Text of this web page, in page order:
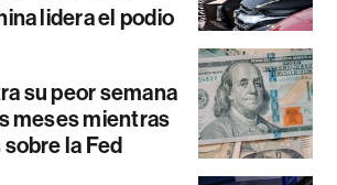
lidera el podio
su peor semana
meses mientras
la Fed